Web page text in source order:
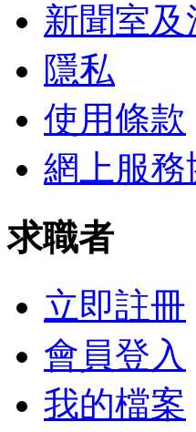
新聞室及
隱私
使用條款
網上服務
求職者
立即註冊
會員登入
我的檔案